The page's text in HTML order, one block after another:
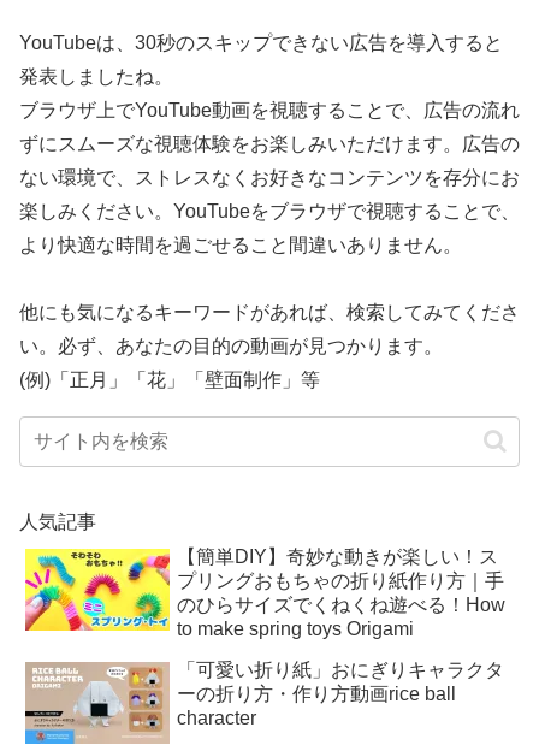
YouTubeは、30秒のスキップできない広告を導入すると
発表しましたね。
ブラウザ上でYouTube動画を視聴することで、広告の流れ
ずにスムーズな視聴体験をお楽しみいただけます。広告の
ない環境で、ストレスなくお好きなコンテンツを存分にお
楽しみください。YouTubeをブラウザで視聴することで、
より快適な時間を過ごせること間違いありません。
他にも気になるキーワードがあれば、検索してみてくださ
い。必ず、あなたの目的の動画が見つかります。
(例)「正月」「花」「壁面制作」等
人気記事
【簡単DIY】奇妙な動きが楽しい！ス
プリングおもちゃの折り紙作り方｜手
のひらサイズでくねくね遊べる！How
to make spring toys Origami
「可愛い折り紙」おにぎりキャラクタ
ーの折り方・作り方動画rice ball
character